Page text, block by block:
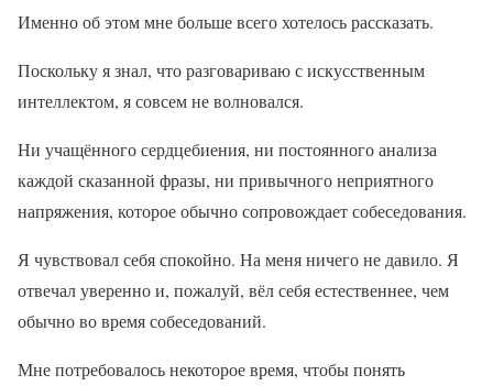
Именно об этом мне больше всего хотелось рассказать.
Поскольку я знал, что разговариваю с искусственным
интеллектом, я совсем не волновался.
Ни учащённого сердцебиения, ни постоянного анализа
каждой сказанной фразы, ни привычного неприятного
напряжения, которое обычно сопровождает собеседования.
Я чувствовал себя спокойно. На меня ничего не давило. Я
отвечал уверенно и, пожалуй, вёл себя естественнее, чем
обычно во время собеседований.
Мне потребовалось некоторое время, чтобы понять